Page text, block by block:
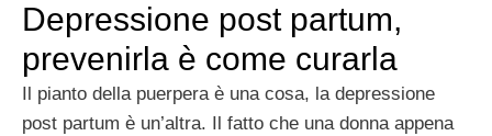
Depressione post partum,
prevenirla è come curarla
Il pianto della puerpera è una cosa, la depressione
post partum è un’altra. Il fatto che una donna appena